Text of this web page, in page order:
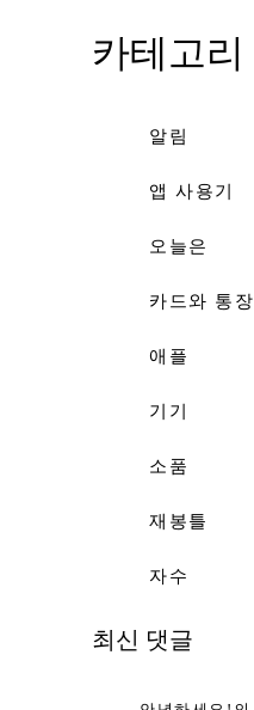
카테고리
알림
앱 사용기
오늘은
카드와 통장
애플
기기
소품
재봉틀
자수
최신 댓글